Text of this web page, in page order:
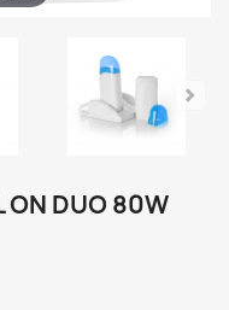
ON DUO 80W